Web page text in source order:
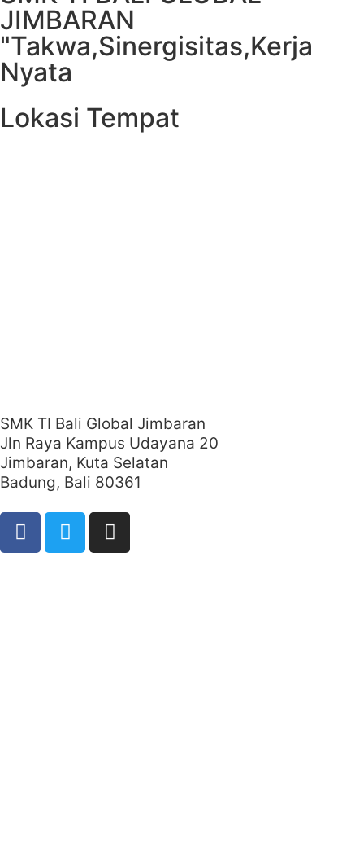
JIMBARAN
"Takwa,Sinergisitas,Kerja
Nyata
Lokasi Tempat
SMK TI Bali Global Jimbaran
Jln Raya Kampus Udayana 20
Jimbaran, Kuta Selatan
Badung, Bali 80361